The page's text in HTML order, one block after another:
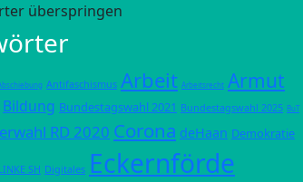
überspringen
Antifaschismus Arbeit Arbeitsrecht Armut
Bildung Bundestagswahl 2021 Bundestagswahl 2025 BuT
RD 2020 Corona deHaan Demokratie
SH Digitales Eckernförde